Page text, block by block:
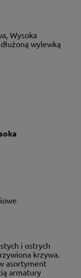
Wysoka
wylewką
i ostrych
krzywa.
asortyment
armatury